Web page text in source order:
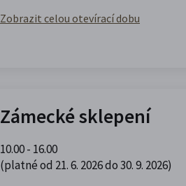
Zobrazit celou otevírací dobu
Zámecké sklepení
10.00 - 16.00
(platné od 21. 6. 2026 do 30. 9. 2026)